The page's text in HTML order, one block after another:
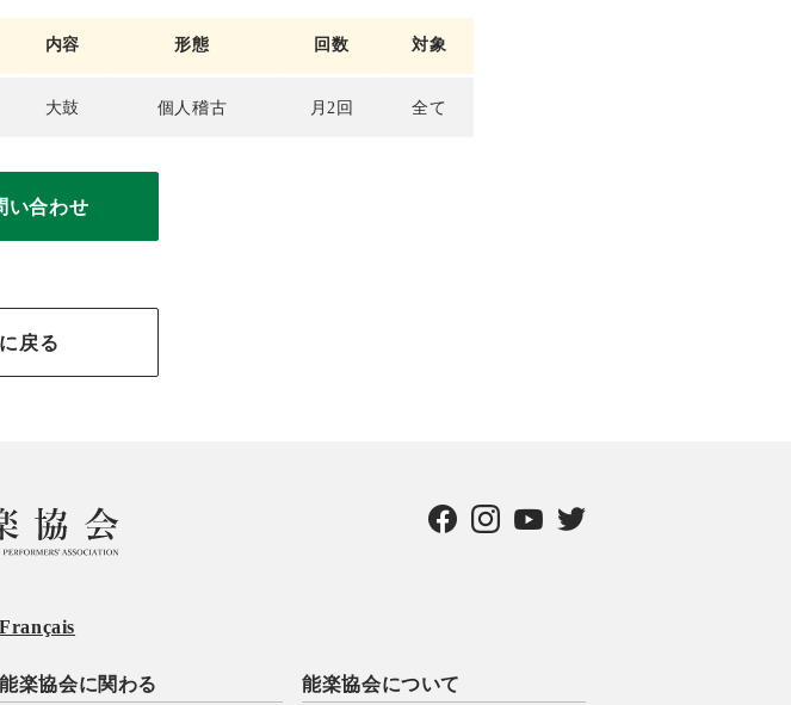
内容 形態 回数 対象
大鼓 個人稽古 月2回 全て
い合わせ
戻る
Français
能楽協会に関わる 能楽協会について